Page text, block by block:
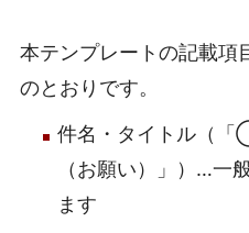
本テンプレートの記載項
のとおりです。
件名・タイトル
（お願い）」）…一
ます